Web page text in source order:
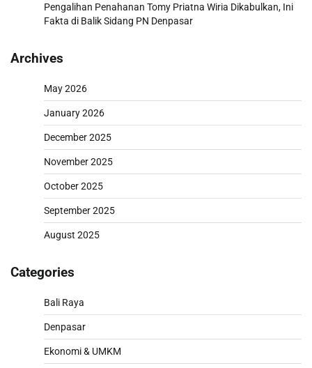
Pengalihan Penahanan Tomy Priatna Wiria Dikabulkan, Ini
Fakta di Balik Sidang PN Denpasar
Archives
May 2026
January 2026
December 2025
November 2025
October 2025
September 2025
August 2025
Categories
Bali Raya
Denpasar
Ekonomi & UMKM